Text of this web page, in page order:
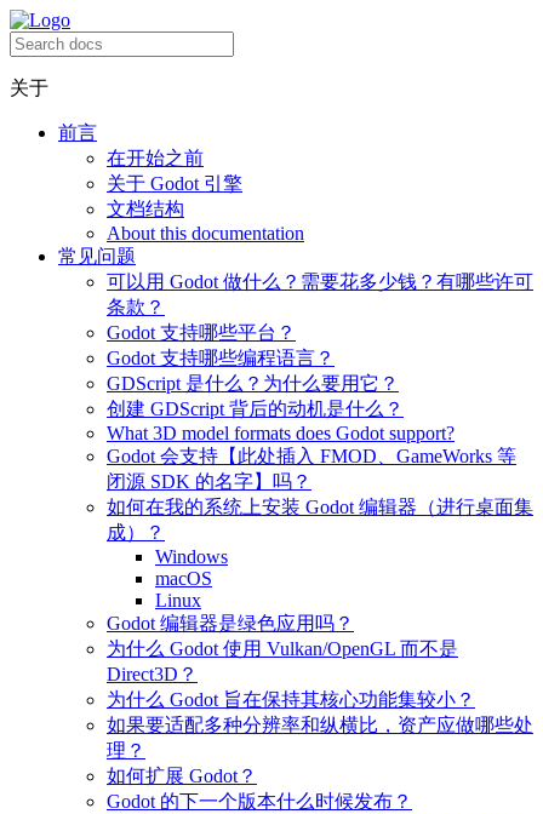
关于
前言
在开始之前
关于 Godot 引擎
文档结构
About this documentation
常见问题
可以用 Godot 做什么？需要花多少钱？有哪些许可
条款？
Godot 支持哪些平台？
Godot 支持哪些编程语言？
GDScript 是什么？为什么要用它？
创建 GDScript 背后的动机是什么？
What 3D model formats does Godot support?
Godot 会支持【此处插入 FMOD、GameWorks 等
闭源 SDK 的名字】吗？
如何在我的系统上安装 Godot 编辑器（进行桌面集
成）？
Windows
macOS
Linux
Godot 编辑器是绿色应用吗？
为什么 Godot 使用 Vulkan/OpenGL 而不是
Direct3D？
为什么 Godot 旨在保持其核心功能集较小？
如果要适配多种分辨率和纵横比，资产应做哪些处
理？
如何扩展 Godot？
Godot 的下一个版本什么时候发布？